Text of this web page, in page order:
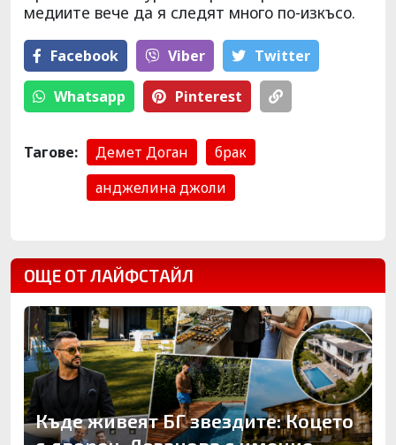
медиите вече да я следят много по-изкъсо.
Facebook Viber Тwitter
Whatsapp Pinterest
Тагове: Демет Доган
брак
анджелина джоли
ОЩЕ ОТ ЛАЙФСТАЙЛ
Къде живеят БГ звездите: Коцето